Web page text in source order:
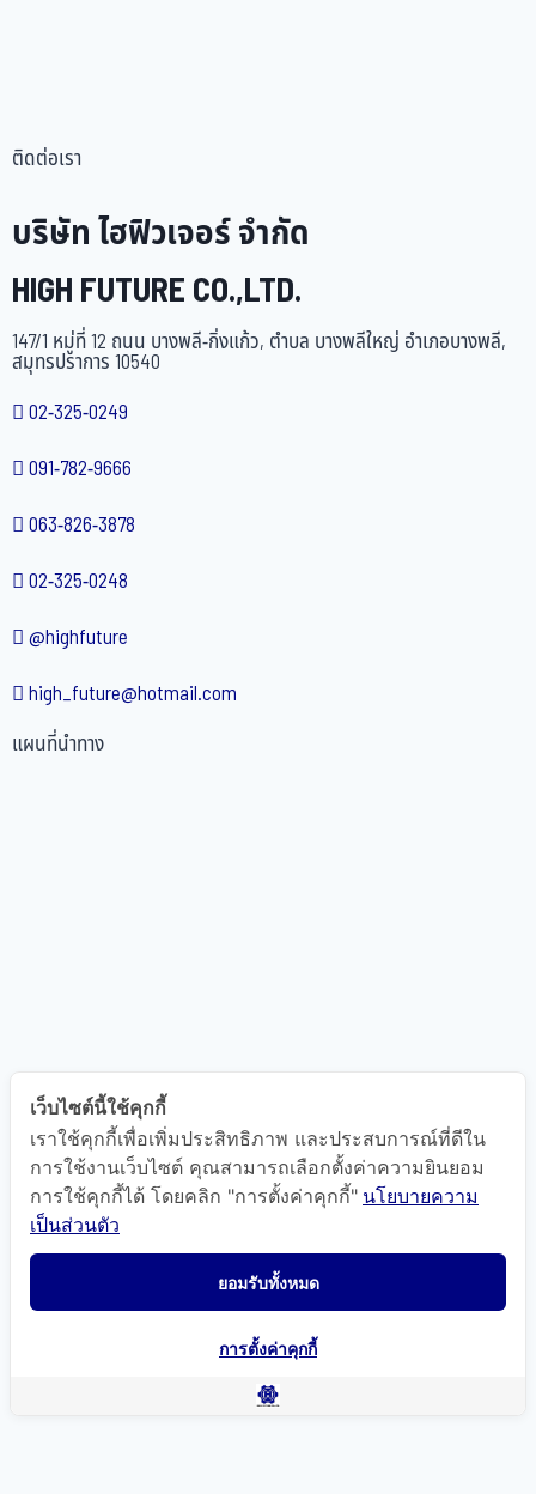
ติดต่อเรา
บริษัท ไฮฟิวเจอร์ จำกัด
HIGH FUTURE CO.,LTD.
147/1 หมู่ที่ 12 ถนน บางพลี-กิ่งแก้ว, ตำบล บางพลีใหญ่ อำเภอบางพลี,
สมุทรปราการ 10540
02-325-0249
091-782-9666
063-826-3878
02-325-0248
@highfuture
high_future@hotmail.com
แผนที่นำทาง
เว็บไซต์นี้ใช้คุกกี้
เราใช้คุกกี้เพื่อเพิ่มประสิทธิภาพ และประสบการณ์ที่ดีใน
การใช้งานเว็บไซต์ คุณสามารถเลือกตั้งค่าความยินยอม
การใช้คุกกี้ได้ โดยคลิก "การตั้งค่าคุกกี้" นโยบายความ
เป็นส่วนตัว
ยอมรับทั้งหมด
การตั้งค่าคุกกี้